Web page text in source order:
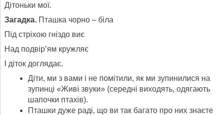
Дітоньки мої.
Загадка. Пташка чорно – біла
Під стріхою гніздо виє
Над подвір’ям кружляє
І діток доглядає.
Діти, ми з вами і не помітили, як ми зупинилися на
зупинці «Живі звуки» (середні виходять, одягають
шапочки птахів).
Пташки дуже раді, що ви так багато про них знаєте